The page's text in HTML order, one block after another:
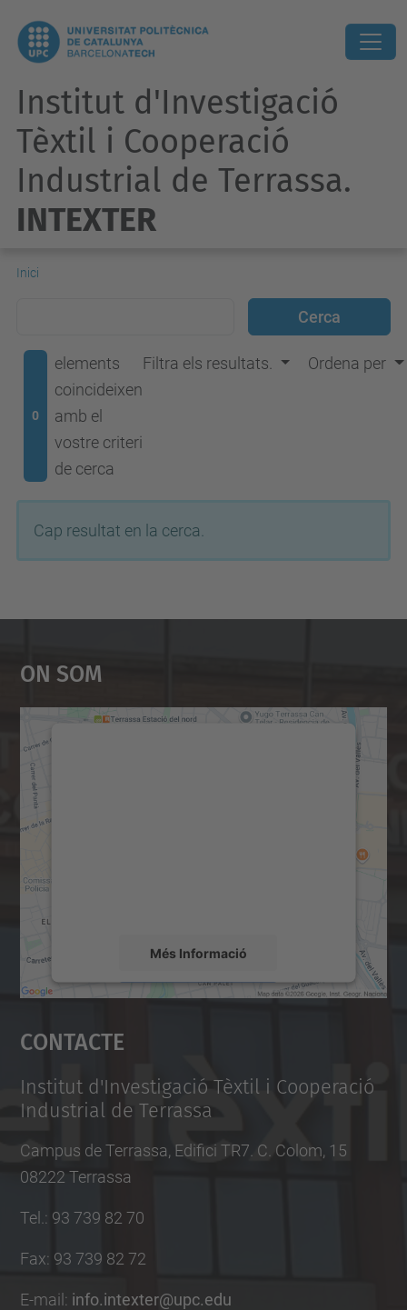
Institut d'Investigació
Tèxtil i Cooperació
Industrial de Terrassa.
INTEXTER
Inici
0
elements
coincideixen
amb el
vostre criteri
de cerca
Filtra els resultats. Ordena per
Cap resultat en la cerca.
On Som
Més Informació
Accepta
powered by
Contacte
Institut d'Investigació Tèxtil i Cooperació
Industrial de Terrassa
Campus de Terrassa, Edifici TR7. C. Colom, 15
08222 Terrassa
Tel. : 93 739 82 70
Fax: 93 739 82 72
E-mail : info.intexter@upc.edu